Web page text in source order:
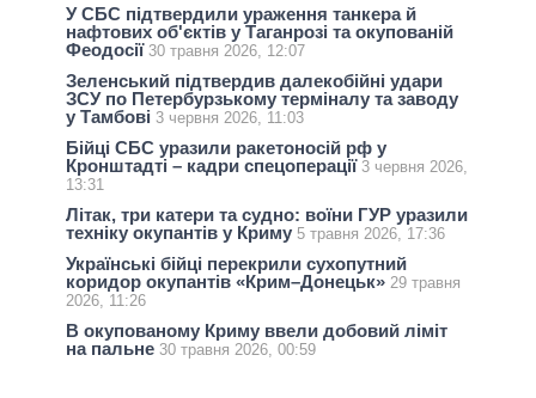
У СБС підтвердили ураження танкера й
нафтових об'єктів у Таганрозі та окупованій
Феодосії 30 травня 2026, 12:07
Зеленський підтвердив далекобійні удари
ЗСУ по Петербурзькому терміналу та заводу
у Тамбові 3 червня 2026, 11:03
Бійці СБС уразили ракетоносій рф у
Кронштадті – кадри спецоперації 3 червня 2026,
13:31
Літак, три катери та судно: воїни ГУР уразили
техніку окупантів у Криму 5 травня 2026, 17:36
Українські бійці перекрили сухопутний
коридор окупантів «Крим–Донецьк» 29 травня
2026, 11:26
В окупованому Криму ввели добовий ліміт
на пальне 30 травня 2026, 00:59